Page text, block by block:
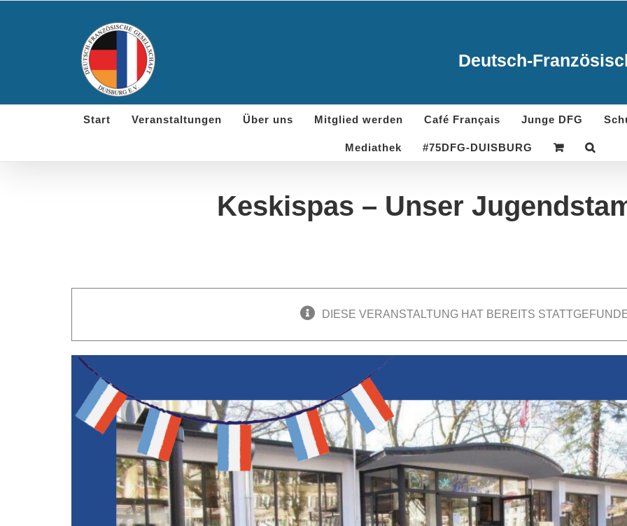
Deutsch-
Start Veranstaltungen Über uns Mitglied werden Café Français Junge DFG
Mediathek #75DFG-DUISBURG
Keskispas – Unser
DIESE VERANSTALTUNG HAT BEREITS